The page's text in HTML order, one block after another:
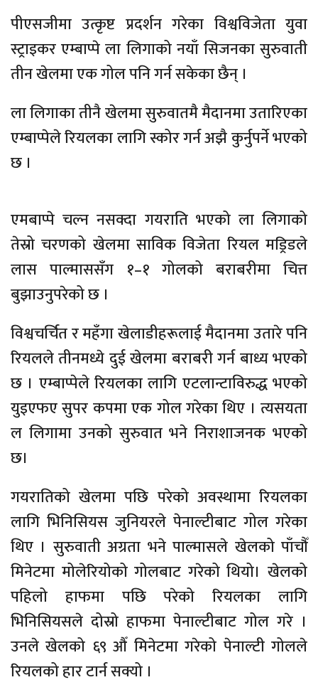
पीएसजीमा उत्कृष्ट प्रदर्शन गरेका विश्वविजेता युवा
स्ट्राइकर एम्बाप्पे ला लिगाको नयाँ सिजनका सुरुवाती
तीन खेलमा एक गोल पनि गर्न सकेका छैन् ।
ला लिगाका तीनै खेलमा सुरुवातमै मैदानमा उतारिएका
एम्बाप्पेले रियलका लागि स्कोर गर्न अझै कुर्नुपर्ने भएको
छ ।
एमबाप्पे चल्न नसक्दा गयराति भएको ला लिगाको
तेस्रो चरणको खेलमा साविक विजेता रियल मड्रिडले
लास पाल्माससँग १–१ गोलको बराबरीमा चित्त
बुझाउनुपरेको छ ।
विश्वचर्चित र महँगा खेलाडीहरूलाई मैदानमा उतारे पनि
रियलले तीनमध्ये दुई खेलमा बराबरी गर्न बाध्य भएको
छ । एम्बाप्पेले रियलका लागि एटलान्टाविरुद्ध भएको
युइएफए सुपर कपमा एक गोल गरेका थिए । त्यसयता
ल लिगामा उनको सुरुवात भने निराशाजनक भएको
छ।
गयरातिको खेलमा पछि परेको अवस्थामा रियलका
लागि भिनिसियस जुनियरले पेनाल्टीबाट गोल गरेका
थिए । सुरुवाती अग्रता भने पाल्मासले खेलको पाँचौँ
मिनेटमा मोलेरियोको गोलबाट गरेको थियो। खेलको
पहिलो हाफमा पछि परेको रियलका लागि
भिनिसियसले दोस्रो हाफमा पेनाल्टीबाट गोल गरे ।
उनले खेलको ६९ औँ मिनेटमा गरेको पेनाल्टी गोलले
रियलको हार टार्न सक्यो ।